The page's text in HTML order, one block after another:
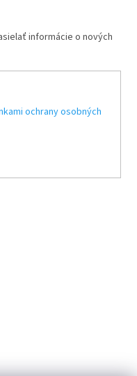
informácie o nových
ochrany osobných